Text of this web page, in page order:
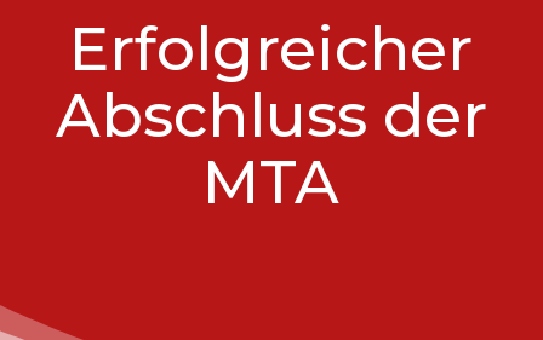
Erfolgreicher
Abschluss der
MTA